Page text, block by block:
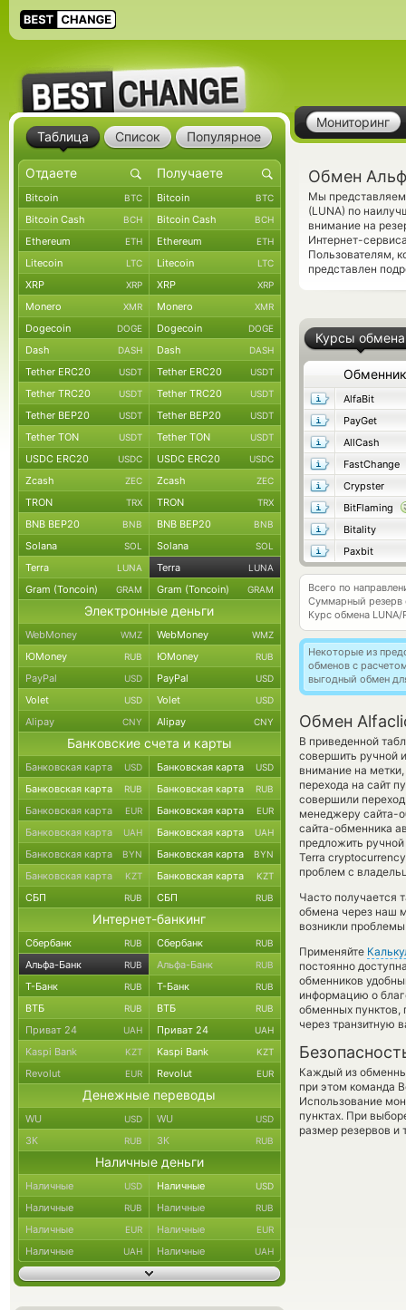
Мониторинг
Обмен
Мы представляем
(LUNA) по
внимание на
Интернет-
Пользователям,
представлен
Курсы обмена
Обменник
AlfaBit
PayGet
AllCash
FastChange
Crypster
BitFlaming
Bitality
Paxbit
Всего по
Суммарный резерв
Курс обмена LUNA/
Некоторые из
обменов с
выгодный обмен
Обмен
В приведенной
совершить ручной
внимание на
перехода на сайт
совершили
менеджеру сайта-
сайта-обменника
предложить
Terra
проблем с
Часто получается
обмена через наш
возникли
Применяйте
постоянно
обменников
информацию о
обменных
через транзитную
Каждый из
при этом команда
Использование
пунктах. При
размер резервов и
Таблица Список Популярное
Bitcoin BTC Bitcoin BTC
Bitcoin Cash BCH Bitcoin Cash BCH
Ethereum ETH Ethereum ETH
Litecoin LTC Litecoin LTC
XRP XRP XRP XRP
Monero XMR Monero XMR
Dogecoin DOGE Dogecoin DOGE
Dash DASH Dash DASH
Tether ERC20 USDT Tether ERC20 USDT
Tether TRC20 USDT Tether TRC20 USDT
Tether BEP20 USDT Tether BEP20 USDT
Tether TON USDT Tether TON USDT
USDC ERC20 USDC USDC ERC20 USDC
Zcash ZEC Zcash ZEC
TRON TRX TRON TRX
BNB BEP20 BNB BNB BEP20 BNB
Solana SOL Solana SOL
Terra LUNA Terra LUNA
Gram (Toncoin) GRAM Gram (Toncoin) GRAM
Электронные деньги
WebMoney WMZ WebMoney WMZ
ЮMoney RUB ЮMoney RUB
PayPal USD PayPal USD
Volet USD Volet USD
Alipay CNY Alipay CNY
Банковские счета и карты
Банковская карта USD Банковская карта USD
Банковская карта RUB Банковская карта RUB
Банковская карта EUR Банковская карта EUR
Банковская карта UAH Банковская карта UAH
Банковская карта BYN Банковская карта BYN
Банковская карта KZT Банковская карта KZT
СБП RUB СБП RUB
Интернет-банкинг
Сбербанк RUB Сбербанк RUB
Альфа-Банк RUB Альфа-Банк RUB
Т-Банк RUB Т-Банк RUB
ВТБ RUB ВТБ RUB
Приват 24 UAH Приват 24 UAH
Kaspi Bank KZT Kaspi Bank KZT
Revolut EUR Revolut EUR
Денежные переводы
WU USD WU USD
ЗК RUB ЗК RUB
Наличные деньги
Наличные USD Наличные USD
Наличные RUB Наличные RUB
Наличные EUR Наличные EUR
Наличные UAH Наличные UAH